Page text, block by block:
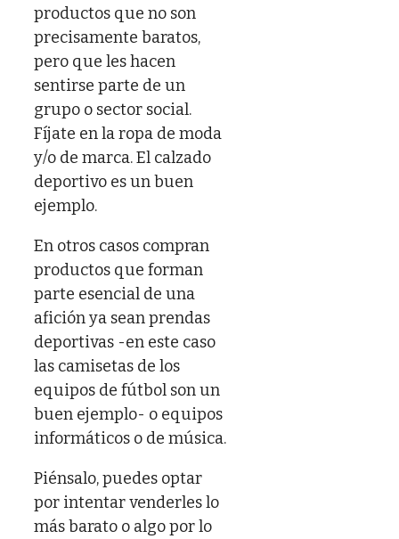
productos que no son
precisamente baratos,
pero que les hacen
sentirse parte de un
grupo o sector social.
Fíjate en la ropa de moda
y/o de marca. El calzado
deportivo es un buen
ejemplo.
En otros casos compran
productos que forman
parte esencial de una
afición ya sean prendas
deportivas -en este caso
las camisetas de los
equipos de fútbol son un
buen ejemplo- o equipos
informáticos o de música.
Piénsalo, puedes optar
por intentar venderles lo
más barato o algo por lo